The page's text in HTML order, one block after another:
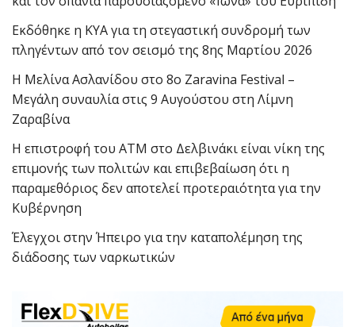
Εκδόθηκε η ΚΥΑ για τη στεγαστική συνδρομή των
πληγέντων από τον σεισμό της 8ης Μαρτίου 2026
Η Μελίνα Ασλανίδου στο 8ο Zaravina Festival –
Μεγάλη συναυλία στις 9 Αυγούστου στη Λίμνη
Ζαραβίνα
Η επιστροφή του ΑΤΜ στο Δελβινάκι είναι νίκη της
επιμονής των πολιτών και επιβεβαίωση ότι η
παραμεθόριος δεν αποτελεί προτεραιότητα για την
Κυβέρνηση
Έλεγχοι στην Ήπειρο για την καταπολέμηση της
διάδοσης των ναρκωτικών